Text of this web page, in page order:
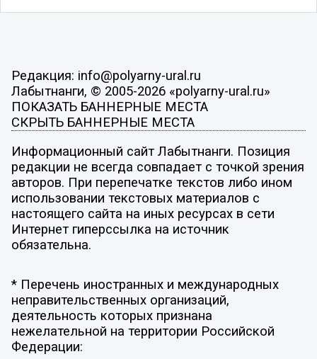
Редакция: info@polyarny-ural.ru
Лабытнанги, © 2005-2026 «polyarny-ural.ru»
ПОКАЗАТЬ БАННЕРНЫЕ МЕСТА
СКРЫТЬ БАННЕРНЫЕ МЕСТА
Информационный сайт Лабытнанги. Позиция
редакции не всегда совпадает с точкой зрения
авторов. При перепечатке текстов либо ином
использовании текстовых материалов с
настоящего сайта на иных ресурсах в сети
Интернет гиперссылка на источник
обязательна.
* Перечень иностранных и международных
неправительственных организаций,
деятельность которых признана
нежелательной на территории Российской
Федерации: